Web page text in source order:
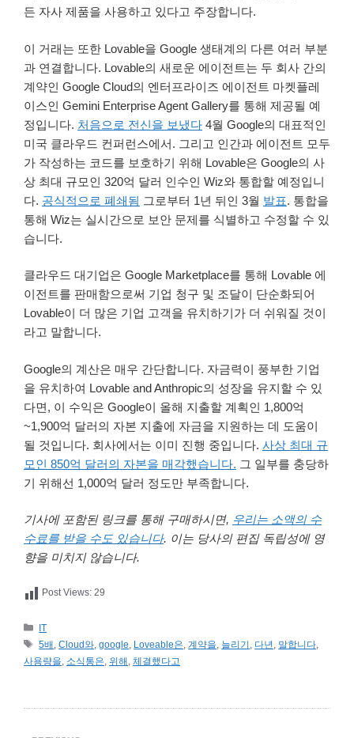
든 자사 제품을 사용하고 있다고 주장합니다.
이 거래는 또한 Lovable을 Google 생태계의 다른 여러 부분
과 연결합니다. Lovable의 새로운 에이전트는 두 회사 간의
계약인 Google Cloud의 엔터프라이즈 에이전트 마켓플레
이스인 Gemini Enterprise Agent Gallery를 통해 제공될 예
정입니다. 처음으로 전신을 보냈다 4월 Google의 대표적인
미국 클라우드 컨퍼런스에서. 그리고 인간과 에이전트 모두
가 작성하는 코드를 보호하기 위해 Lovable은 Google의 사
상 최대 규모인 320억 달러 인수인 Wiz와 통합할 예정입니
다. 공식적으로 폐쇄됨 그로부터 1년 뒤인 3월 발표. 통합을
통해 Wiz는 실시간으로 보안 문제를 식별하고 수정할 수 있
습니다.
클라우드 대기업은 Google Marketplace를 통해 Lovable 에
이전트를 판매함으로써 기업 청구 및 조달이 단순화되어
Lovable이 더 많은 기업 고객을 유치하기가 더 쉬워질 것이
라고 말합니다.
Google의 계산은 매우 간단합니다. 자금력이 풍부한 기업
을 유치하여 Lovable and Anthropic의 성장을 유지할 수 있
다면, 이 수익은 Google이 올해 지출할 계획인 1,800억
~1,900억 달러의 자본 지출에 자금을 지원하는 데 도움이
될 것입니다. 회사에서는 이미 진행 중입니다. 사상 최대 규
모인 850억 달러의 자본을 매각했습니다. 그 일부를 충당하
기 위해선 1,000억 달러 정도만 부족합니다.
기사에 포함된 링크를 통해 구매하시면, 우리는 소액의 수
수료를 받을 수도 있습니다. 이는 당사의 편집 독립성에 영
향을 미치지 않습니다.
Post Views: 29
카
테
리
IT
태
그
5배 ,Cloud와 ,google Loveable은 계약을 늘리기 다년 말합니다
사용량을 소식통은 위해 체결했다고